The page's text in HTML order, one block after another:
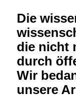
Die
die nicht
durch
Wir
unsere